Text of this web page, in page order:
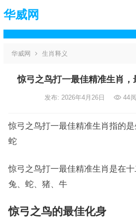
华威网
华威网 生肖释义
惊弓之鸟打一最佳精准生肖
发布: 2026年4月26日 44
惊弓之鸟打一最佳精准生肖指的
蛇
惊弓之鸟打一最佳精准生肖是在十
兔、蛇、猪、牛
惊弓之鸟的最佳化身